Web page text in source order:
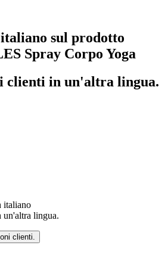
sul prodotto
Spray Corpo Yoga
clienti in un'altra lingua.
italiano
un'altra lingua.
clienti.